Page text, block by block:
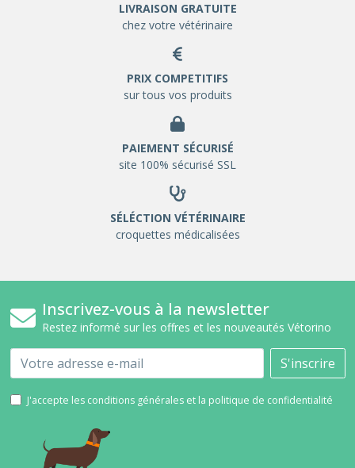
LIVRAISON GRATUITE
chez votre vétérinaire
PRIX COMPETITIFS
sur tous vos produits
PAIEMENT SÉCURISÉ
site 100% sécurisé SSL
SÉLÉCTION VÉTÉRINAIRE
croquettes médicalisées
Inscrivez-vous à la newsletter
Restez informé sur les offres et les nouveautés Vétorino
Email S'inscrire
J'accepte les conditions générales et la politique de confidentialité